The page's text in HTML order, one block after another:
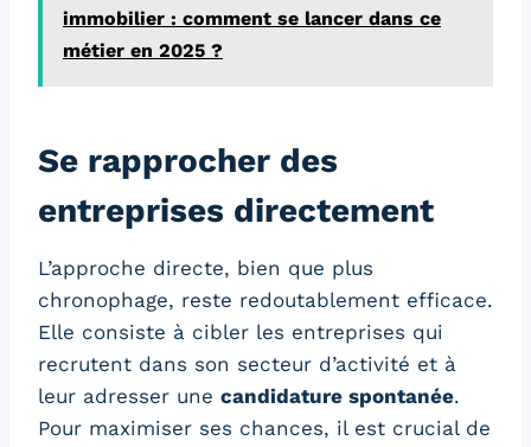
immobilier : comment se lancer dans ce
métier en 2025 ?
Se rapprocher des
entreprises directement
L’approche directe, bien que plus
chronophage, reste redoutablement efficace.
Elle consiste à cibler les entreprises qui
recrutent dans son secteur d’activité et à
leur adresser une candidature spontanée.
Pour maximiser ses chances, il est crucial de